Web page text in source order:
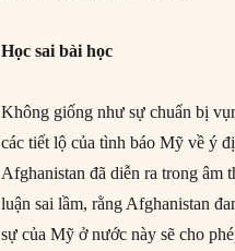
Học sai bài học
Không giống như sự chuẩn bị
các tiết lộ của tình báo Mỹ về ý
Afghanistan đã diễn ra trong âm
luận sai lầm, rằng Afghanistan
sự của Mỹ ở nước này sẽ cho